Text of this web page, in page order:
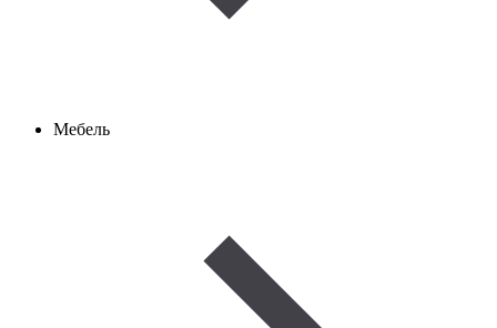
Мебель